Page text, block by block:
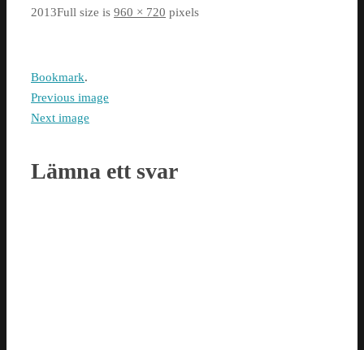
2013Full size is 960 × 720 pixels
Bookmark.
Previous image
Next image
Lämna ett svar